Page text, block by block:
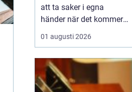
att ta saker i egna
händer när det kommer
till hemförbättringar,
men när det handlar om
alltid bäst att vända sig
till ett proffs. I Huddinge
01 augusti 2026